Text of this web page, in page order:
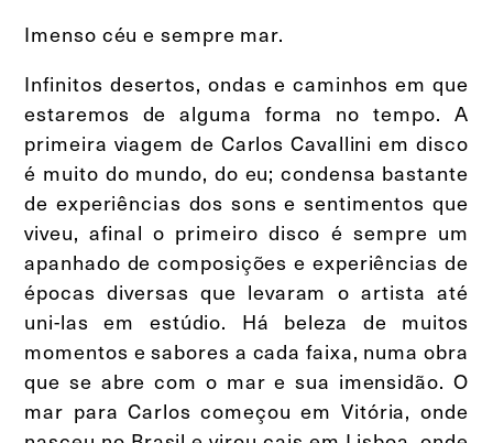
Imenso céu e sempre mar.
Infinitos desertos, ondas e caminhos em que
estaremos de alguma forma no tempo. A
primeira viagem de Carlos Cavallini em disco
é muito do mundo, do eu; condensa bastante
de experiências dos sons e sentimentos que
viveu, afinal o primeiro disco é sempre um
apanhado de composições e experiências de
épocas diversas que levaram o artista até
uni-las em estúdio. Há beleza de muitos
momentos e sabores a cada faixa, numa obra
que se abre com o mar e sua imensidão. O
mar para Carlos começou em Vitória, onde